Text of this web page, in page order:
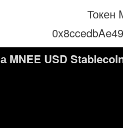
Токен
MNEE USD